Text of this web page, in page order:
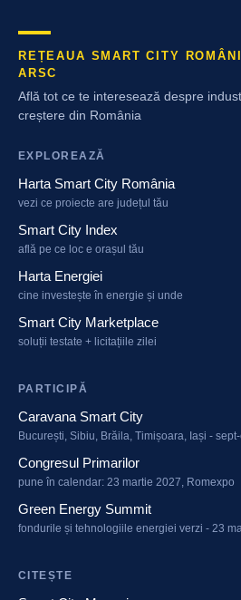
REȚEAUA SMART CITY
ARSC
Află tot ce te interesează despre
creștere din România
EXPLOREAZĂ
Harta Smart City România
vezi ce proiecte are județul tău
Smart City Index
află pe ce loc e orașul tău
Harta Energiei
cine investește în energie și unde
Smart City Marketplace
soluții testate + licitațiile zilei
PARTICIPĂ
Caravana Smart City
București, Sibiu, Brăila, Timișoara, Iași -
Congresul Primarilor
pune în calendar: 23 martie 2027, Romexpo
Green Energy Summit
fondurile și tehnologiile energiei verzi - 23
CITEȘTE